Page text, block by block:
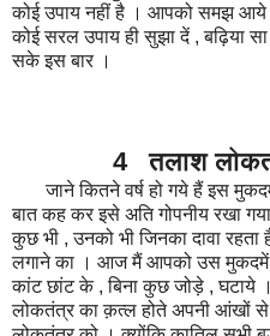
कोई उपाय नहीं है । आपको समझ आये
कोई सरल उपाय ही सुझा दें , बढ़िया
सके इस बार ।
4 तलाश लोकतंत्र
जाने कितने वर्ष हो गये हैं इस
बात कह कर इसे अति गोपनीय रखा
कुछ भी , उनको भी जिनका दावा
लगाने का । आज मैं आपको उस मुकदमें
कांट छांट के , बिना कुछ जोड़े , घटाये
लोकतंत्र का क़त्ल होते अपनी आंखों से